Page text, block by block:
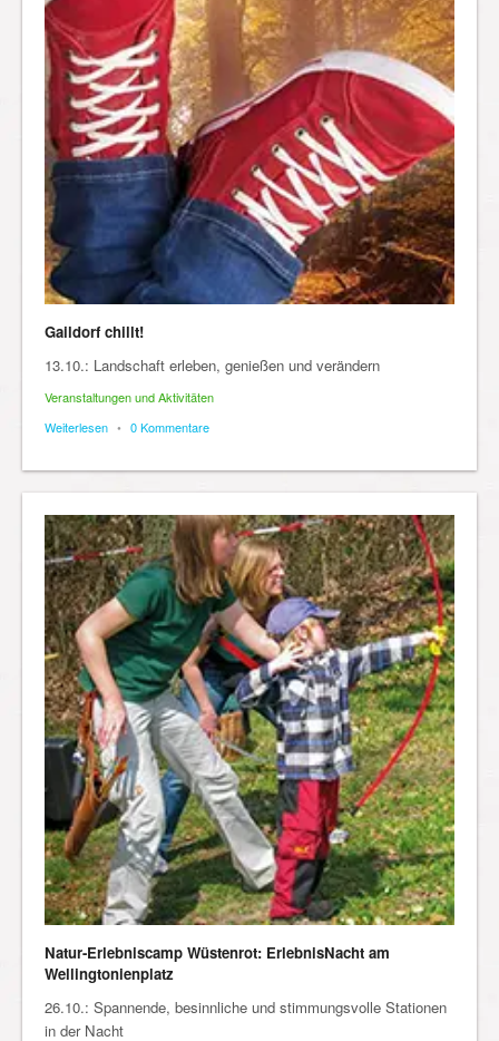
Gaildorf chillt!
13.10.: Landschaft erleben, genießen und verändern
Veranstaltungen und Aktivitäten
Weiterlesen • 0 Kommentare
Natur-Erlebniscamp Wüstenrot: ErlebnisNacht am
Wellingtonienplatz
26.10.: Spannende, besinnliche und stimmungsvolle Stationen
in der Nacht